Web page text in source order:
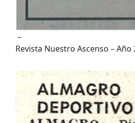
–
Revista Nuestro Ascenso – Año